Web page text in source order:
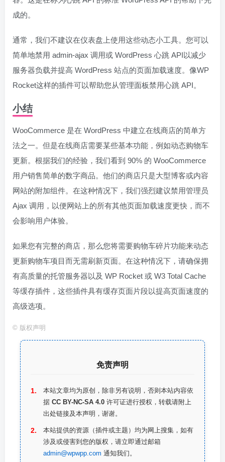
成的。
通常，我们不建议在仪表盘上使用这些动态小工具。您可以
简单地禁用 admin-ajax 调用或 WordPress 心跳 API以减少
服务器负载并提高 WordPress 站点的页面加载速度。像WP
Rocket这样的插件可以帮助您从管理面板禁用心跳 API。
小结
WooCommerce 是在 WordPress 中建立在线商店的简单方
法之一。但是在线商店需要某些基本功能，例如动态购物车
更新。根据我们的经验，我们看到 90% 的 WooCommerce
用户销售简单的数字商品。他们的商店只是大型博客或内容
网站的附加组件。在这种情况下，我们强烈建议禁用管理员
Ajax 调用，以便网站上的所有其他页面加载速度更快，而不
会影响用户体验。
如果您有完整的商店，那么您将需要购物车碎片功能来动态
更新购物车项目而无需刷新页面。在这种情况下，请确保拥
有高质量的托管服务器以及 WP Rocket 或 W3 Total Cache
等缓存插件，这些插件具有缓存页面片段以提高页面速度的
高级选项。
© 版权声明
免责声明
本站文章均为原创，除非另有说明，否则本站内容依
据 CC BY-NC-SA 4.0 许可证进行授权，转载请附上
出处链接及本声明，谢谢。
本站提供的资源（插件或主题）均为网上搜集，如有
涉及或侵害到您的版权，请立即通过邮箱
admin@wpwpp.com 通知我们。